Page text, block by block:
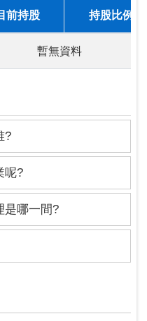
前持股 持股比例
暫無資料
?
呢?
是哪一間?